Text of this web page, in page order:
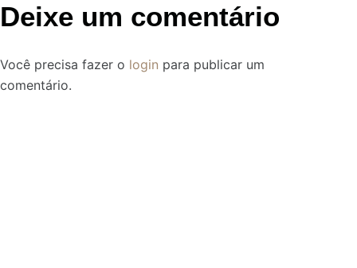
Deixe um comentário
Você precisa fazer o login para publicar um
comentário.